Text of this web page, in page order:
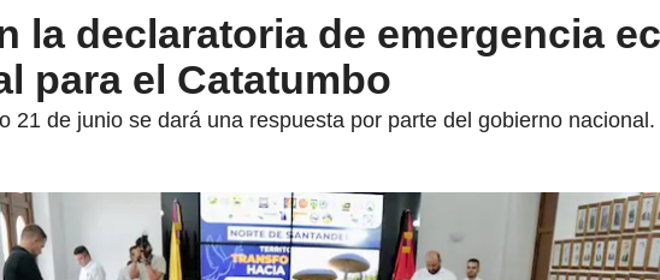
la declaratoria de emergencia
para el Catatumbo
21 de junio se dará una respuesta por parte del gobierno nacional.